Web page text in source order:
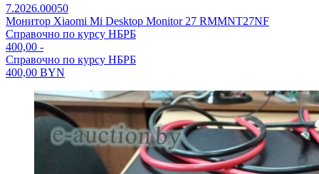
7.2026.00050
Монитор Xiaomi Mi Desktop Monitor 27 RMMNT27NF
Справочно по курсу НБРБ
400,00 -
Справочно по курсу НБРБ
400,00 BYN